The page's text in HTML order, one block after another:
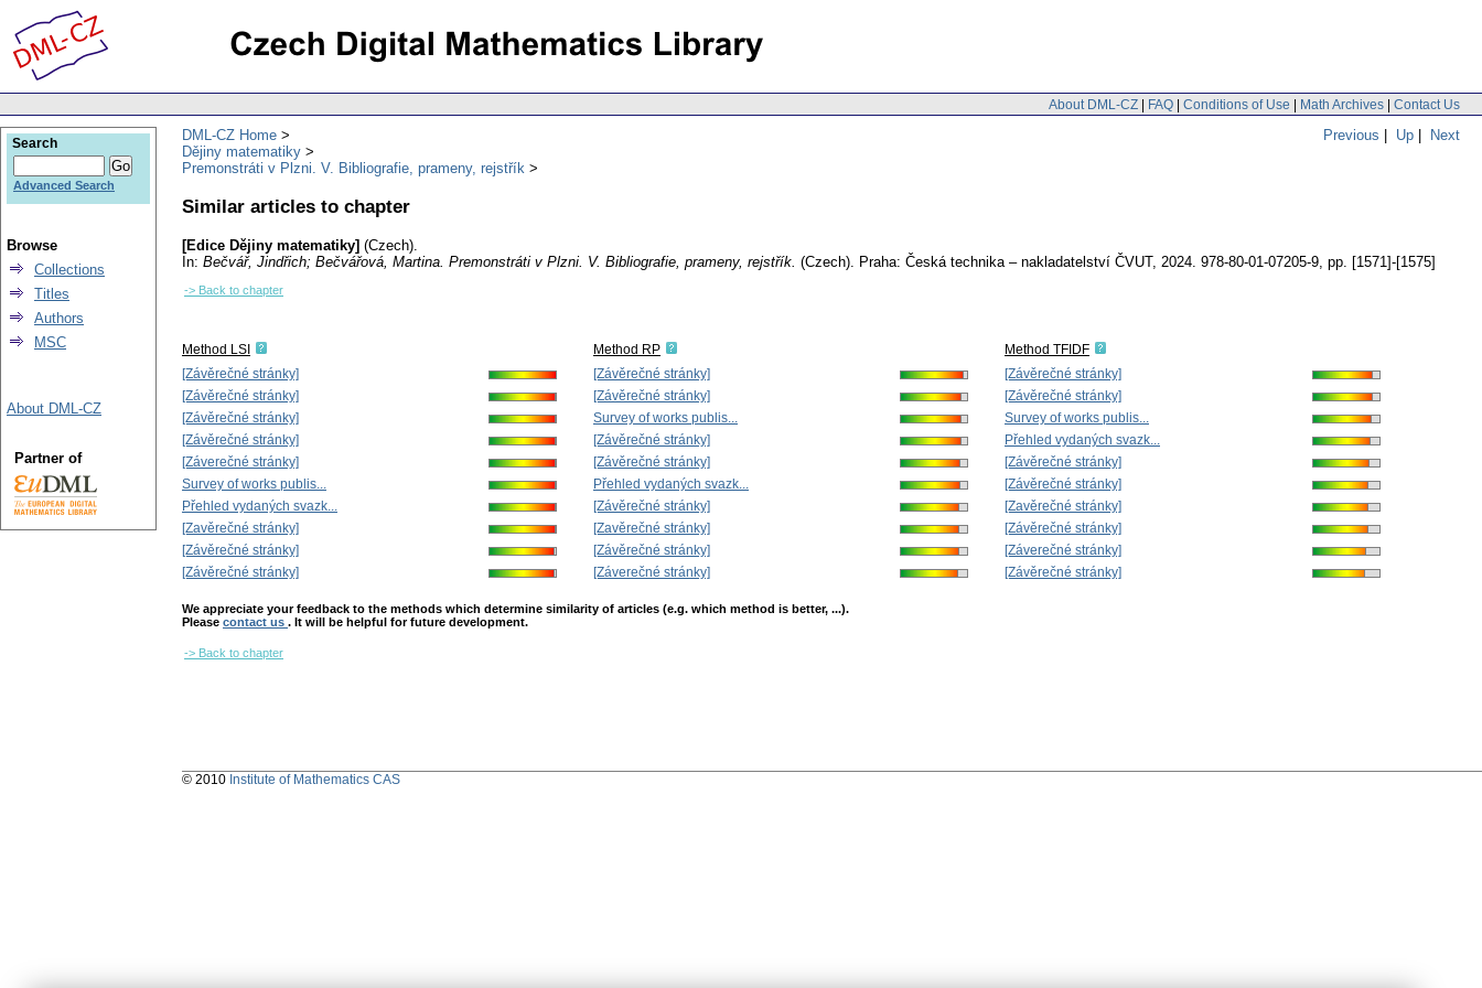
About DML-CZ | FAQ | Conditions of Use | Math Archives | Contact Us
Previous | Up | Next
DML-CZ Home
Dějiny matematiky
Premonstráti v Plzni. V. Bibliografie, prameny, rejstřík
Similar articles to chapter
[Edice Dějiny matematiky] (Czech).
In: Bečvář, Jindřich; Bečvářová, Martina. Premonstráti v Plzni. V. Bibliografie, prameny, rejstřík. (Czech). Praha: Česká technika – nakladatelství ČVUT, 2024. 978-80-01-07205-9, pp. [1571]-[1575]
-> Back to chapter
Method LSI
[Závěrečné stránky]
[Závěrečné stránky]
[Závěrečné stránky]
[Závěrečné stránky]
[Záverečné stránky]
Survey of works publis...
Přehled vydaných svazk...
[Zavěrečné stránky]
[Závěrečné stránky]
[Závěrečné stránky]
Method RP
[Závěrečné stránky]
[Závěrečné stránky]
Survey of works publis...
[Závěrečné stránky]
[Závěrečné stránky]
Přehled vydaných svazk...
[Závěrečné stránky]
[Zavěrečné stránky]
[Závěrečné stránky]
[Záverečné stránky]
Method TFIDF
[Závěrečné stránky]
[Závěrečné stránky]
Survey of works publis...
Přehled vydaných svazk...
[Závěrečné stránky]
[Závěrečné stránky]
[Zavěrečné stránky]
[Závěrečné stránky]
[Záverečné stránky]
[Závěrečné stránky]
We appreciate your feedback to the methods which determine similarity of articles (e.g. which method is better, ...).
Please contact us . It will be helpful for future development.
-> Back to chapter
Search
Advanced Search
Browse
Collections
Titles
Authors
MSC
About DML-CZ
Partner of
© 2010 Institute of Mathematics CAS